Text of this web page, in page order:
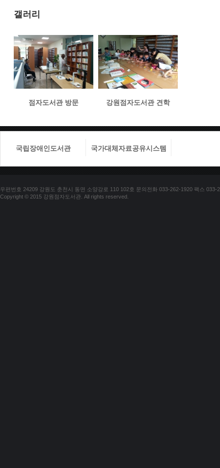
갤러리
점자도서관 방문 강원점자도서관 견학
국립장애인도서관 국가대체자료공유시스템
우편번호 24209 강원도 춘천시 동면 소양강로 110 102호 문의전화 033-262-1920 팩스 033-
Copyright © 2015 강원점자도서관. All rights reserved.